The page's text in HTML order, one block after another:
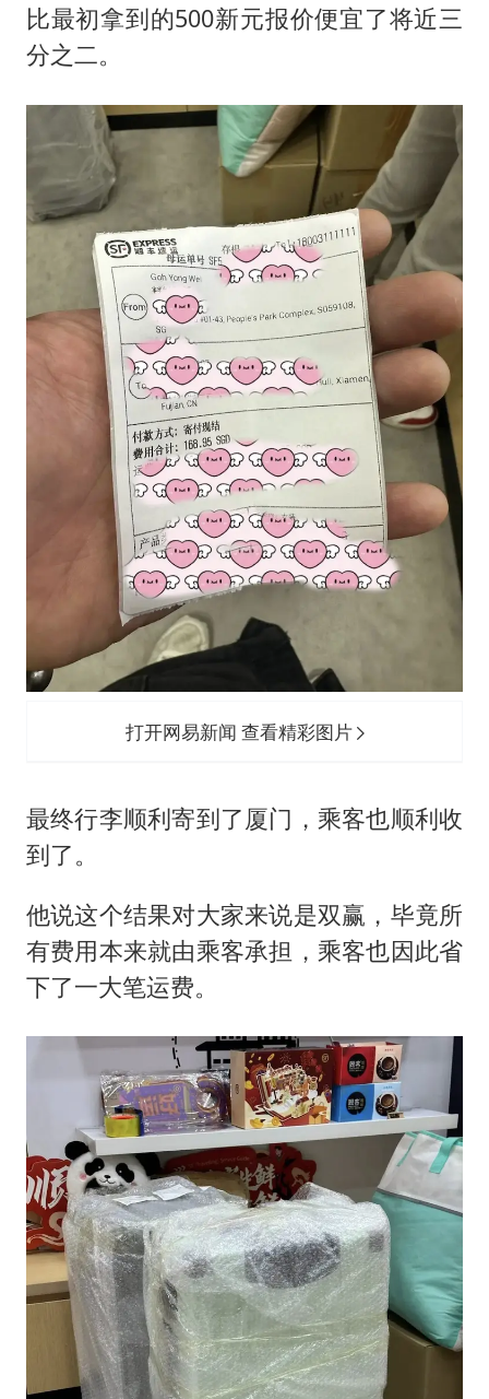
比最初拿到的500新元报价便宜了将近三
分之二。
打开网易新闻 查看精彩图片
最终行李顺利寄到了厦门，乘客也顺利收
到了。
他说这个结果对大家来说是双赢，毕竟所
有费用本来就由乘客承担，乘客也因此省
下了一大笔运费。